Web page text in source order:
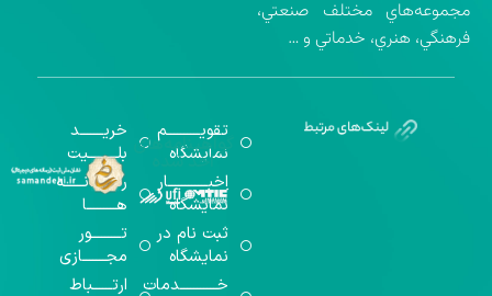
مجموعه‌هاي مختلف صنعتي،
فرهنگي، هنري، خدماتي و …
تقویــــــــــم
نمایشگاه
اخبــــــــــــار
نمایشگاه
ثبت نام در
نمایشگاه
خـــــــــــدمات
خریـــــــد
بلـــــــــیت
رســـــانــــــه
هـــــــــا
تـــــــــور
مجـــــــازی
ارتــــــباط
گواهینامه‌های
اخذ شده